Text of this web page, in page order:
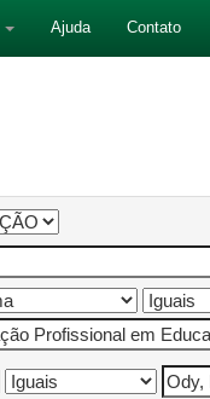
Ajuda Contato